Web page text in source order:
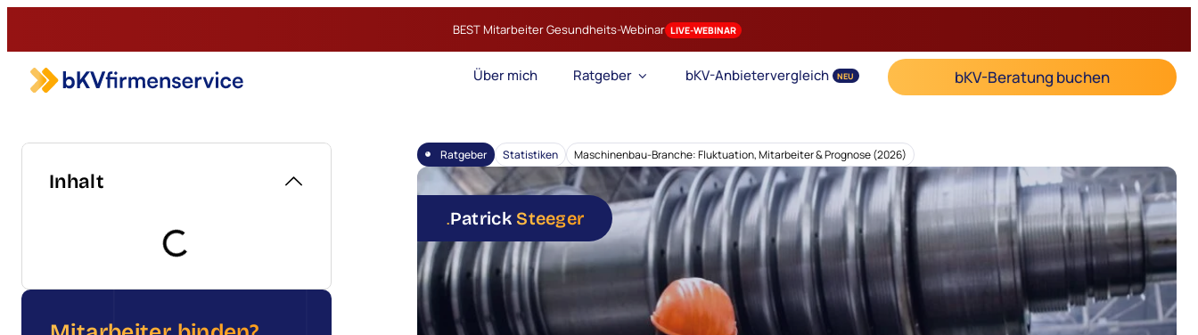
BEST Mitarbeiter Gesundheits-Webinar LIVE-WEBINAR
Über mich Ratgeber bKV-Anbietervergleich NEU bKV-Beratung buchen
Inhalt
Ratgeber Statistiken Maschinenbau-Branche: Fluktuation, Mitarbeiter & Prognose (2026)
.Patrick Steeger